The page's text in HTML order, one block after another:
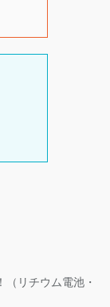
リチウム電池・